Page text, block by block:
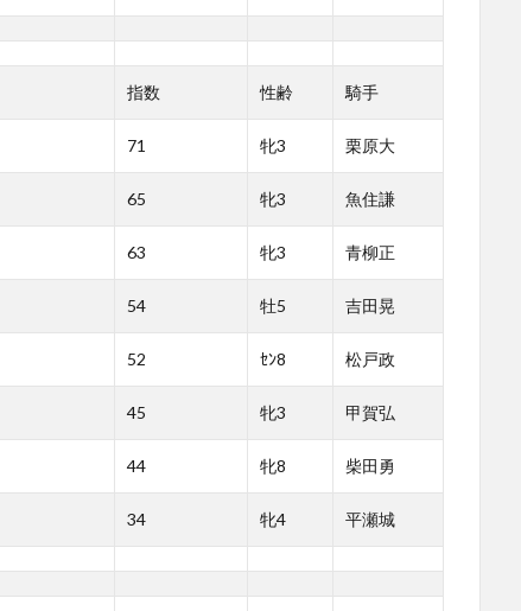
指数 性齢 騎手
71 牝3 栗原大
65 牝3 魚住謙
63 牝3 青柳正
54 牡5 吉田晃
52 ｾﾝ8 松戸政
45 牝3 甲賀弘
44 牝8 柴田勇
34 牝4 平瀬城